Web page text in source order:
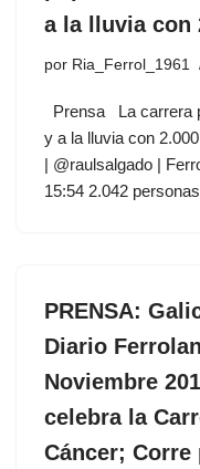
a la lluvia con
por Ria_Ferrol_1961
Prensa La carrera
y a la lluvia con
| @raulsalgado |
15:54 2.042
PRENSA:
Diario
Noviembre
celebra la
Cáncer; Corre